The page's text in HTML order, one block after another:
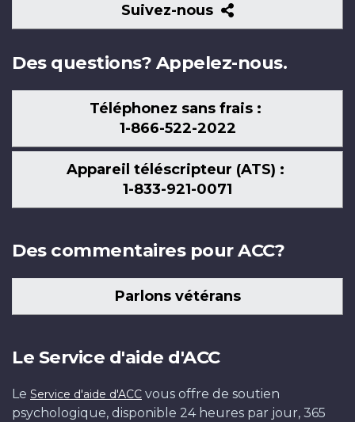
Suivez-nous
Suivez-
nous
Des questions? Appelez-nous.
Téléphonez sans frais :
1-866-522-2022
Appareil téléscripteur (ATS) :
1-833-921-0071
Des commentaires pour ACC?
Parlons vétérans
Le Service d'aide d'ACC
Le Service d'aide d'ACC vous offre de soutien
psychologique, disponible 24 heures par jour, 365